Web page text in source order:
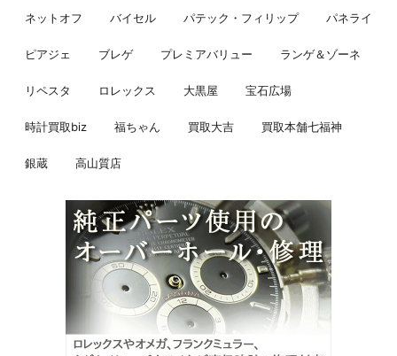
ネットオフ バイセル パテック・フィリップ パネライ
ピアジェ ブレゲ プレミアバリュー ランゲ＆ゾーネ
リペスタ ロレックス 大黒屋 宝石広場
時計買取biz 福ちゃん 買取大吉 買取本舗七福神
銀蔵 高山質店